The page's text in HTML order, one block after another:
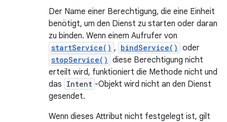
Der Name einer Berechtigung, die eine Einheit
benötigt, um den Dienst zu starten oder daran
zu binden. Wenn einem Aufrufer von
startService() , bindService() oder
stopService() diese Berechtigung nicht
erteilt wird, funktioniert die Methode nicht und
das Intent -Objekt wird nicht an den Dienst
gesendet.
Wenn dieses Attribut nicht festgelegt ist, gilt